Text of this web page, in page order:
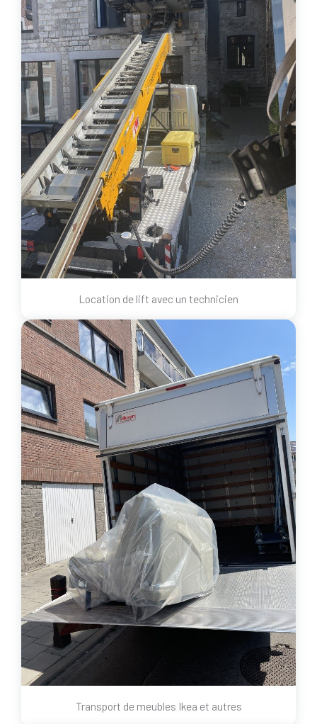
Location de lift avec un technicien
Transport de meubles Ikea et autres